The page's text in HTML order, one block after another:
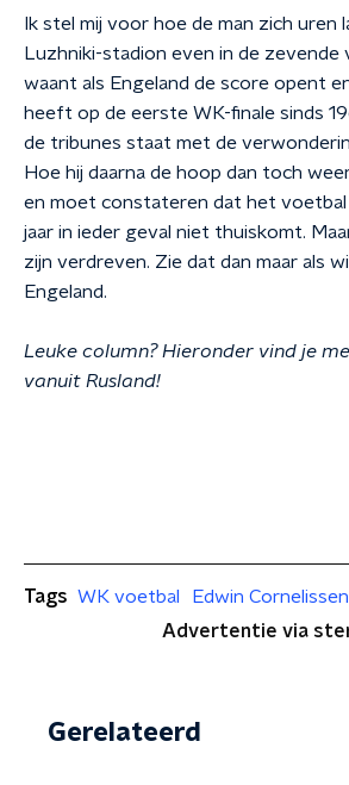
Ik stel mij voor hoe de man zich uren
Luzhniki-stadion even in de zevende
waant als Engeland de score opent
heeft op de eerste WK-finale sinds
de tribunes staat met de
Hoe hij daarna de hoop dan toch
en moet constateren dat het voetbal
jaar in ieder geval niet thuiskomt.
zijn verdreven. Zie dat dan maar als
Engeland.
Leuke column? Hieronder vind je
vanuit Rusland!
Tags WK voetbal
Edwin Cornelissen
Advertentie via
Gerelateerd